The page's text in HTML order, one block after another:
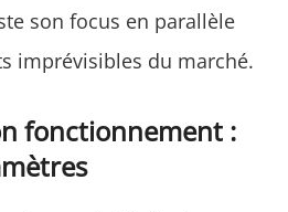
son focus en parallèle
imprévisibles du marché.
fonctionnement :